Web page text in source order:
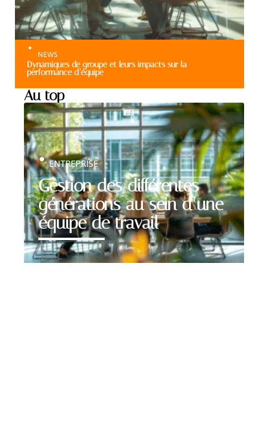
NEWS
Dynamiques de groupe et leurs impacts sur la
performance d’équipe
Au top
Gestion des différentes
générations au sein d’une
équipe de travail
ENTREPRISE